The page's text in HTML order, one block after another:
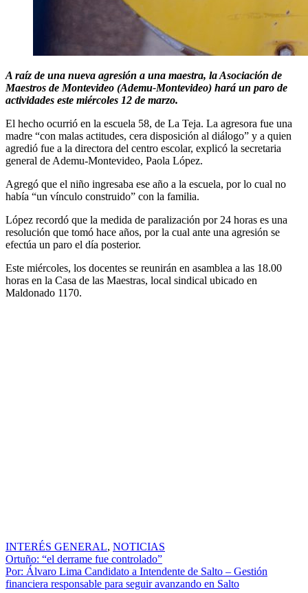
A raíz de una nueva agresión a una maestra, la Asociación de
Maestros de Montevideo (Ademu-Montevideo) hará un paro de
actividades este miércoles 12 de marzo.
El hecho ocurrió en la escuela 58, de La Teja. La agresora fue una
madre “con malas actitudes, cera disposición al diálogo” y a quien
agredió fue a la directora del centro escolar, explicó la secretaria
general de Ademu-Montevideo, Paola López.
Agregó que el niño ingresaba ese año a la escuela, por lo cual no
había “un vínculo construido” con la familia.
López recordó que la medida de paralización por 24 horas es una
resolución que tomó hace años, por la cual ante una agresión se
efectúa un paro el día posterior.
Este miércoles, los docentes se reunirán en asamblea a las 18.00
horas en la Casa de las Maestras, local sindical ubicado en
Maldonado 1170.
INTERÉS GENERAL, NOTICIAS
Navegación
de
Ortuño: “el derrame fue controlado”
Por: Álvaro Lima Candidato a Intendente de Salto – Gestión
financiera responsable para seguir avanzando en Salto